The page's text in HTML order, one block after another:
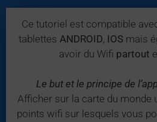
Ce tutoriel est compatible
tablettes ANDROID, IOS mais
avoir du Wifi partout
Le but et le principe de
Afficher sur la carte du monde
points wifi sur lesquels vous